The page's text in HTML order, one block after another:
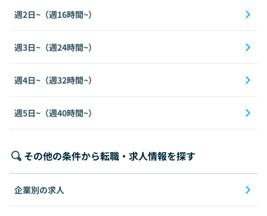
週2日~（週16時間~）
週3日~（週24時間~）
週4日~（週32時間~）
週5日~（週40時間~）
その他の条件から転職・求人情報を探す
企業別の求人